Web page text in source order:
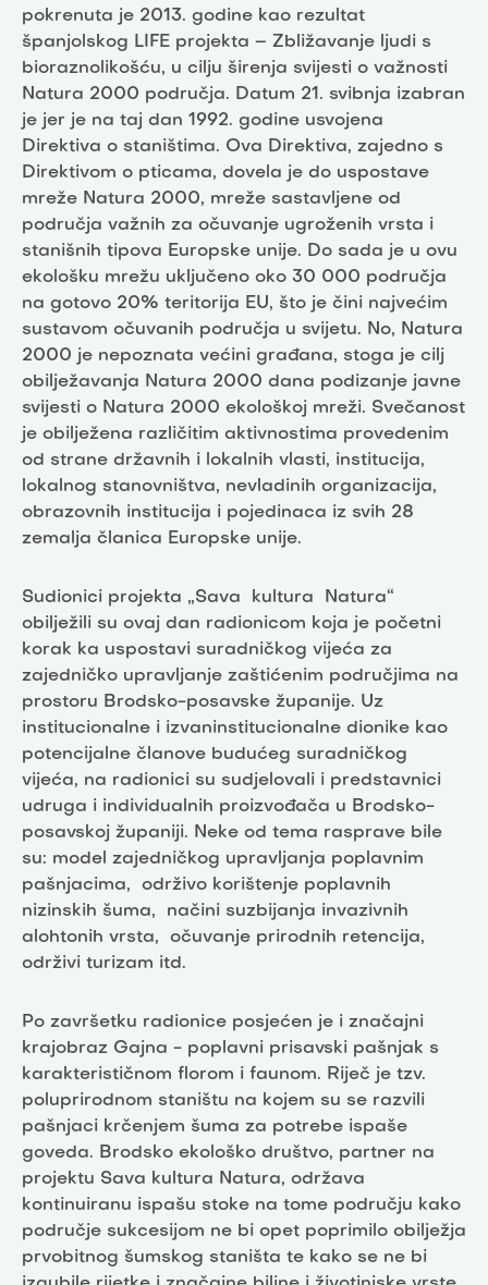
pokrenuta je 2013. godine kao rezultat
španjolskog LIFE projekta – Zbližavanje ljudi s
bioraznolikošću, u cilju širenja svijesti o važnosti
Natura 2000 područja. Datum 21. svibnja izabran
je jer je na taj dan 1992. godine usvojena
Direktiva o staništima. Ova Direktiva, zajedno s
Direktivom o pticama, dovela je do uspostave
mreže Natura 2000, mreže sastavljene od
područja važnih za očuvanje ugroženih vrsta i
stanišnih tipova Europske unije. Do sada je u ovu
ekološku mrežu uključeno oko 30 000 područja
na gotovo 20% teritorija EU, što je čini najvećim
sustavom očuvanih područja u svijetu. No, Natura
2000 je nepoznata većini građana, stoga je cilj
obilježavanja Natura 2000 dana podizanje javne
svijesti o Natura 2000 ekološkoj mreži. Svečanost
je obilježena različitim aktivnostima provedenim
od strane državnih i lokalnih vlasti, institucija,
lokalnog stanovništva, nevladinih organizacija,
obrazovnih institucija i pojedinaca iz svih 28
zemalja članica Europske unije.
Sudionici projekta „Sava kultura Natura“
obilježili su ovaj dan radionicom koja je početni
korak ka uspostavi suradničkog vijeća za
zajedničko upravljanje zaštićenim područjima na
prostoru Brodsko-posavske županije. Uz
institucionalne i izvaninstitucionalne dionike kao
potencijalne članove budućeg suradničkog
vijeća, na radionici su sudjelovali i predstavnici
udruga i individualnih proizvođača u Brodsko-
posavskoj županiji. Neke od tema rasprave bile
su: model zajedničkog upravljanja poplavnim
pašnjacima, održivo korištenje poplavnih
nizinskih šuma, načini suzbijanja invazivnih
alohtonih vrsta, očuvanje prirodnih retencija,
održivi turizam itd.
Po završetku radionice posjećen je i značajni
krajobraz Gajna - poplavni prisavski pašnjak s
karakterističnom florom i faunom. Riječ je tzv.
poluprirodnom staništu na kojem su se razvili
pašnjaci krčenjem šuma za potrebe ispaše
goveda. Brodsko ekološko društvo, partner na
projektu Sava kultura Natura, održava
kontinuiranu ispašu stoke na tome području kako
područje sukcesijom ne bi opet poprimilo obilježja
prvobitnog šumskog staništa te kako se ne bi